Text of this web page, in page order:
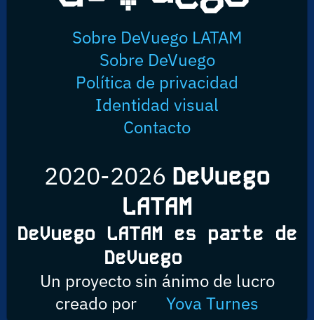
Sobre DeVuego LATAM
Sobre DeVuego
Política de privacidad
Identidad visual
Contacto
2020-2026 DeVuego
LATAM
DeVuego LATAM es parte de
DeVuego
Un proyecto sin ánimo de lucro
creado por
Yova Turnes